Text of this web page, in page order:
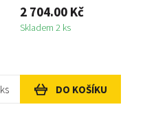
2 704.00 Kč
Skladem 2 ks
ks DO KOŠÍKU